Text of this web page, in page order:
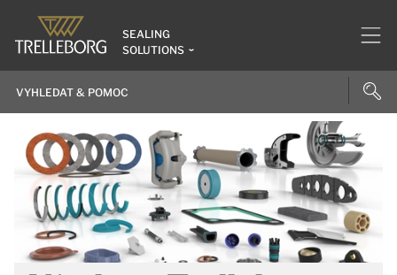
SEALING
SOLUTIONS